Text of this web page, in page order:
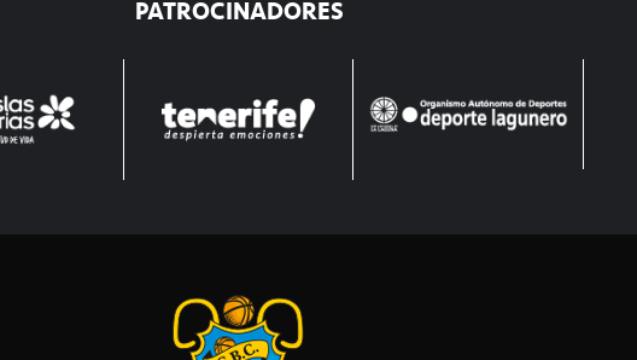
PATROCINADORES